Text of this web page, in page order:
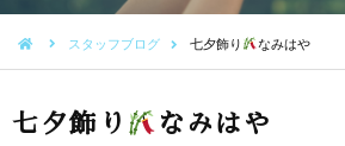
スタッフブログ 七夕飾り なみはや
七夕飾り なみはや